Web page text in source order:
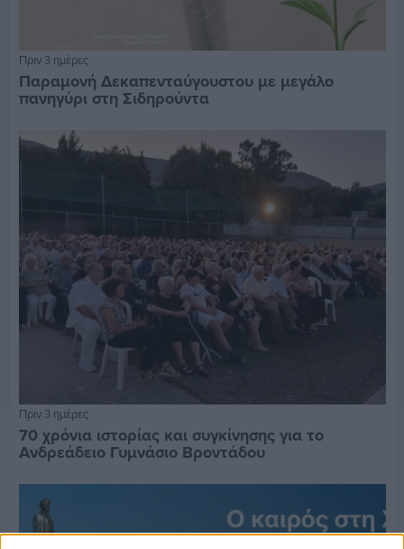
Πριν 3 ημέρες
Παραμονή Δεκαπενταύγουστου με μεγάλο
πανηγύρι στη Σιδηρούντα
Πριν 3 ημέρες
70 χρόνια ιστορίας και συγκίνησης για το
Ανδρεάδειο Γυμνάσιο Βροντάδου